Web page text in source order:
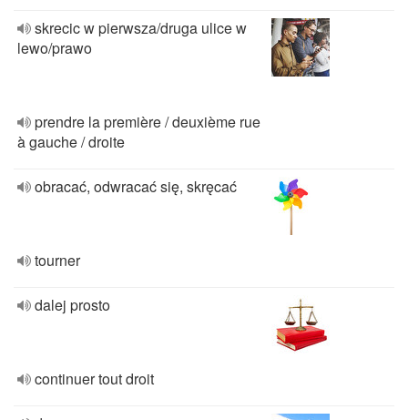
skrecic w pierwsza/druga ulice w
lewo/prawo
prendre la première / deuxième rue
à gauche / droite
obracać, odwracać się, skręcać
tourner
dalej prosto
continuer tout droit